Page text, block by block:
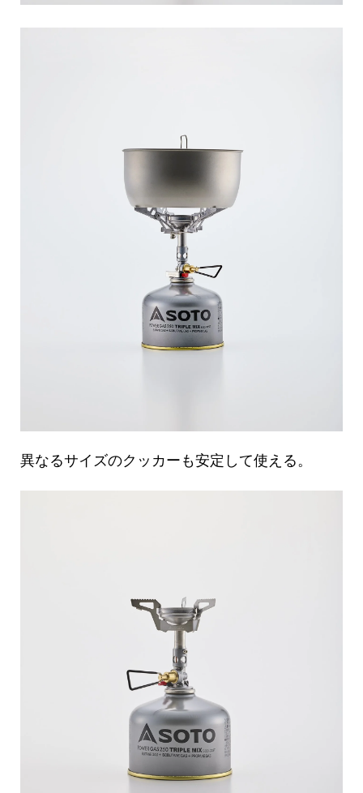
異なるサイズのクッカーも安定して使える。